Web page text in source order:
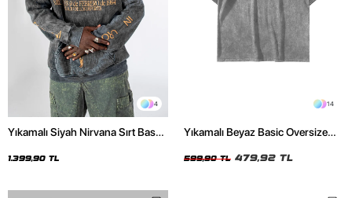
4
Yıkamalı Siyah Nirvana Sırt Baskılı
1.399,90 TL
14
Yıkamalı Beyaz Basic Oversize
599,90 TL 479,92 TL